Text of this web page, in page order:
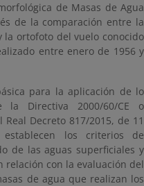
de Masas de Agua
de la comparación entre la
la ortofoto del vuelo conocido
entre enero de 1956 y
para la aplicación de lo
la Directiva 2000/60/CE o
Decreto 817/2015, de 11
los criterios de
de las aguas superficiales y
relación con la evaluación del
de agua que realizan los